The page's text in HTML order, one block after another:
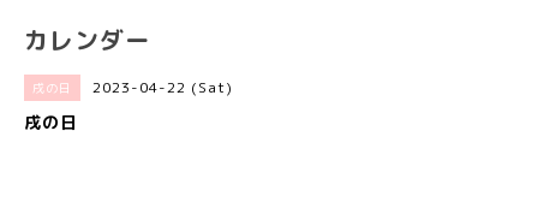
カレンダー
戌の日 2023-04-22 (Sat)
戌の日